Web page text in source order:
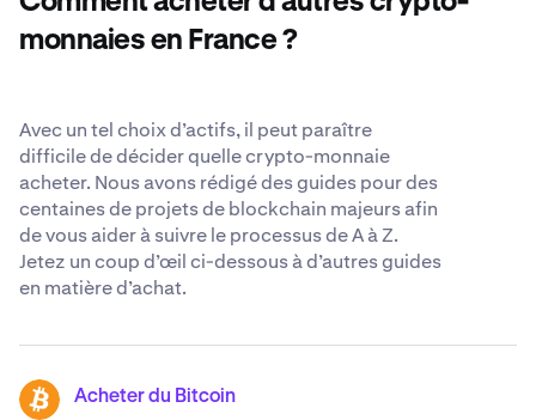
sécurité reconnues dans le monde entier.
monnaies en France ?
Avec un tel choix d’actifs, il peut paraître
difficile de décider quelle crypto-monnaie
acheter. Nous avons rédigé des guides pour des
centaines de projets de blockchain majeurs afin
de vous aider à suivre le processus de A à Z.
Jetez un coup d’œil ci-dessous à d’autres guides
en matière d’achat.
BTC Acheter du Bitcoin